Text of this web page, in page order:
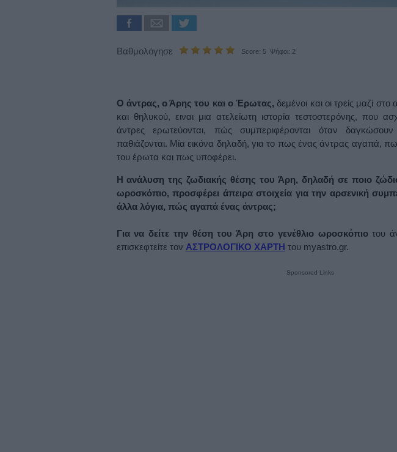
Βαθμολόγησε Score: 5 Ψήφοι: 2
Ο άντρας, ο Άρης του και ο Έρωτας, δεμένοι και οι τρείς μαζί
και θηλυκού, ειναι μια ατελείωτη ιστορία τεστοστερόνης, που
άντρες ερωτεύονται, πώς συμπεριφέρονται όταν
παθιάζονται. Μία εικόνα δηλαδή, για το πως ένας άντρας αγαπά,
του έρωτα και πως υποφέρει.
Η ανάλυση της ζωδιακής θέσης του Άρη, δηλαδή σε ποιο ζώδιο
ωροσκόπιο, προσφέρει άπειρα στοιχεία για την αρσενική
άλλα λόγια, πώς αγαπά ένας άντρας;
Για να δείτε την θέση του Άρη στο γενέθλιο ωροσκόπιοτου
επισκεφτείτε τον ΑΣΤΡΟΛΟΓΙΚΟ ΧΑΡΤΗ του myastro.gr.
Sponsored Links